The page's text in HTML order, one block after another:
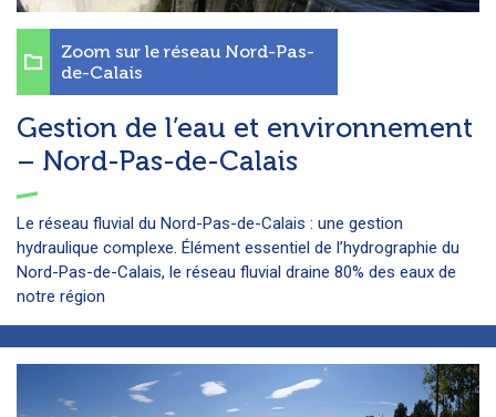
Gestion de l’eau et environnement
– Nord-Pas-de-Calais
Le réseau fluvial du Nord-Pas-de-Calais : une gestion
hydraulique complexe. Élément essentiel de l’hydrographie du
Nord-Pas-de-Calais, le réseau fluvial draine 80% des eaux de
notre région
Zoom sur le réseau Nord-Pas-
de-Calais